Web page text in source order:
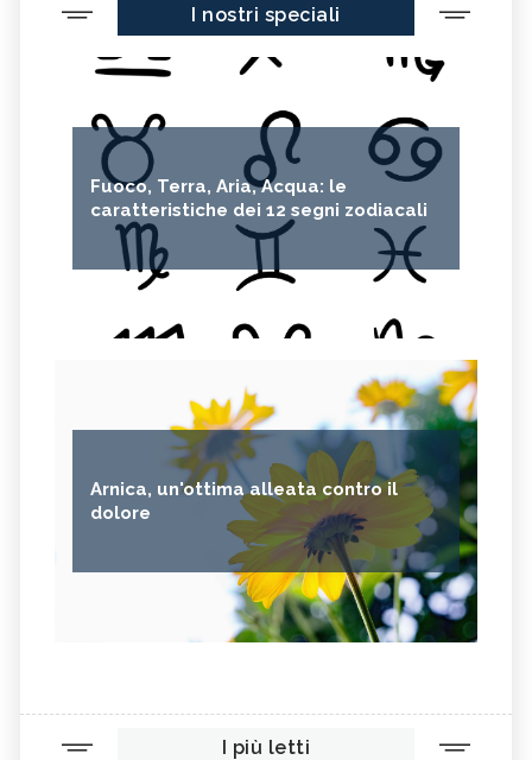
I nostri speciali
Fuoco, Terra, Aria, Acqua: le
caratteristiche dei 12 segni zodiacali
Arnica, un'ottima alleata contro il
dolore
I più letti